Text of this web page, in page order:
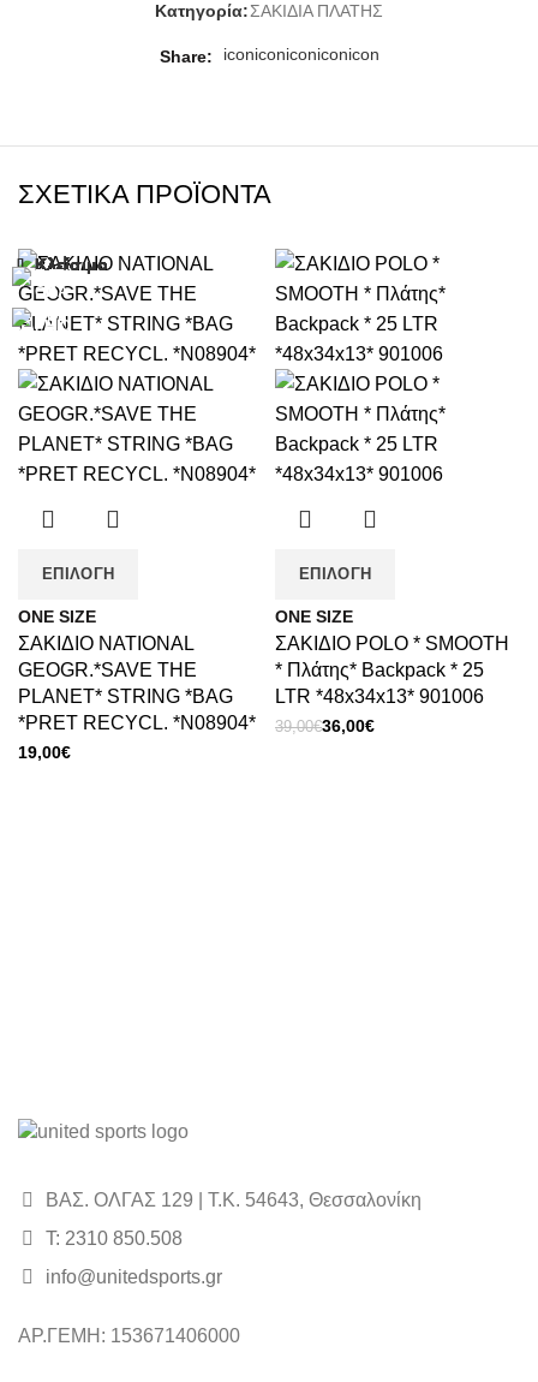
Κατηγορία:ΣΑΚΙΔΙΑ ΠΛΑΤΗΣ
Share iconiconiconiconicon
ΣΧΕΤΙΚΆ ΠΡΟΪΌΝΤΑ
ΕΠΙΛΟΓΉ
Κλείσιμο
ΟΝΕ SΙΖΕ
ΣΑΚΙΔΙΟ NATIONAL
GEOGR.*SAVE THE
PLANET* STRING *BAG
*PRET RECYCL. *N08904*
19,00€
-8%
ΕΠΙΛΟΓΉ
Κλείσιμο
ΟΝΕ SΙΖΕ
ΣΑΚΙΔΙΟ POLO * SMOOTH
* Πλάτης* Backpack * 25
LTR *48x34x13* 901006
39,00€Original
36,00€Η
Κλείσιμο
Κλείσιμο
Κλείσιμο
Κλείσιμο
-6%
Κλείσιμο
Κλείσιμο
ΒΑΣ. ΟΛΓΑΣ 129 | Τ.Κ. 54643, Θεσσαλονίκη
Τ: 2310 850.508
info@unitedsports.gr
ΑΡ.ΓΕΜΗ: 153671406000